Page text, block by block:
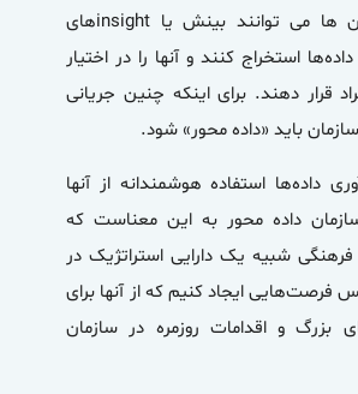
همچنین سازمان ها می توانند بینش یا insight‌های
استخراج کنند و آنها را در اختیار
قرار دهند. برای اینکه چنین جریانی
باید «داده محور» شود.
داده‌ها استفاده‌ هوشمندانه از آنها
داده محور به این معناست که
فرهنگی شبیه یک دارایی استراتژیک در
فرصت‌هایی ایجاد کنیم که از آنها برای
بزرگ و اقدامات روزمره در سازمان